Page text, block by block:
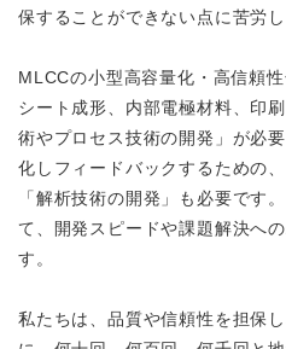
保することができない点に苦労し
MLCCの小型高容量化・高信頼
シート成形、内部電極材料、印
術やプロセス技術の開発」が必
化しフィードバックするための
「解析技術の開発」も必要です
て、開発スピードや課題解決へ
す。
私たちは、品質や信頼性を担保